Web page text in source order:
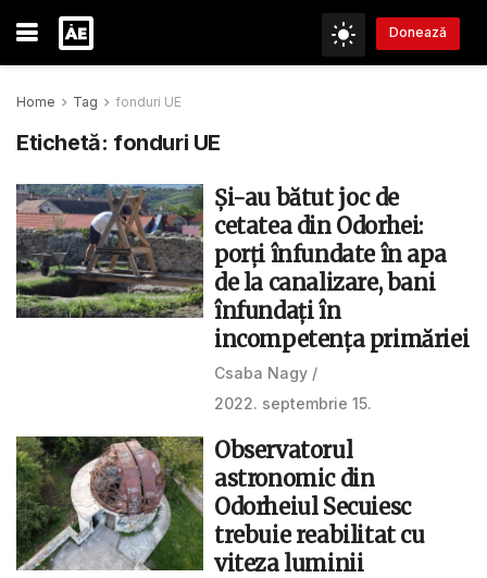
Donează
Home Tag fonduri UE
Etichetă: fonduri UE
Și-au bătut joc de
cetatea din Odorhei:
porți înfundate în apa
de la canalizare, bani
înfundați în
incompetența primăriei
Csaba Nagy
2022. septembrie 15.
Observatorul
astronomic din
Odorheiul Secuiesc
trebuie reabilitat cu
viteza luminii